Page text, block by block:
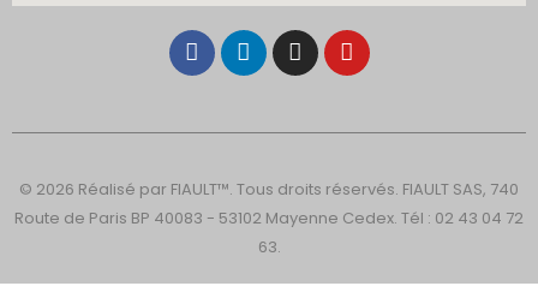
© 2026 Réalisé par FIAULT™. Tous droits réservés. FIAULT SAS, 740
Route de Paris BP 40083 - 53102 Mayenne Cedex. Tél : 02 43 04 72
63.